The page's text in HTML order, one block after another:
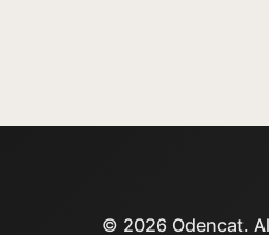
© 2026 Odencat.